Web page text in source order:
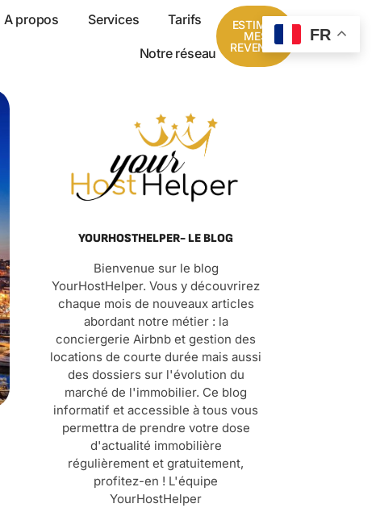
A propos Services Tarifs
Notre réseau
ESTIMER
MES
REVENUS
YOURHOSTHELPER- LE BLOG
Bienvenue sur le blog
YourHostHelper. Vous y découvrirez
chaque mois de nouveaux articles
abordant notre métier : la
conciergerie Airbnb et gestion des
locations de courte durée mais aussi
des dossiers sur l'évolution du
marché de l'immobilier. Ce blog
informatif et accessible à tous vous
permettra de prendre votre dose
d'actualité immobilière
régulièrement et gratuitement,
profitez-en ! L'équipe
YourHostHelper
FR